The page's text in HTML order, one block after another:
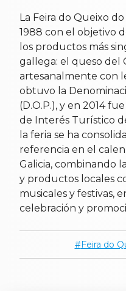
La Feira do Queixo
1988 con el objetivo
los productos más
gallega: el queso del
artesanalmente con
obtuvo la
(D.O.P.), y en 2014
de Interés Turístico
la feria se ha
referencia en el
Galicia, combinando
y productos locales
musicales y festivas,
celebración y
Feira do